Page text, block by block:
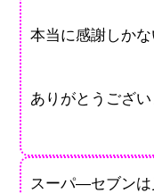
本当に感謝しかな
ありがとうござい
スーパ―セブンは